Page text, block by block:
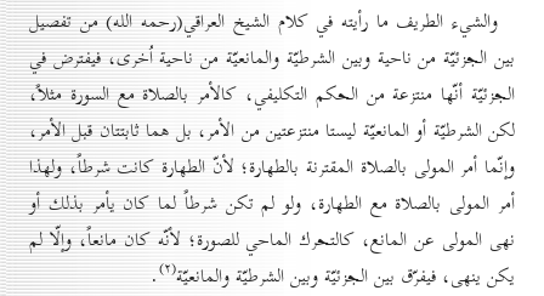
والشيء الطريف ما رأيته في كلام الشيخ العراقي(رحمه الله) من تفصيل
بين الجزئيّة من ناحية وبين الشرطيّة والمانعيّة من ناحية اُخرى، فيفترض في
الجزئيّة أنّها منتزعة من الحكم التكليفي، كالأمر بالصلاة مع السورة مثلاً،
لكن الشرطيّة أو المانعيّة ليستا منتزعتين من الأمر، بل هما ثابتتان قبل الأمر،
وإنّما أمر المولى بالصلاة المقترنة بالطهارة؛ لأنّ الطهارة كانت شرطاً، ولهذا
أمر المولى بالصلاة مع الطهارة، ولو لم تكن شرطاً لما كان يأمر بذلك أو
نهى المولى عن المانع، كالتحرك الماحي للصورة؛ لأنّه كان مانعاً، وإلّا لم
يكن ينهى، فيفرّق بين الجزئيّة وبين الشرطيّة والمانعيّة(۲) .